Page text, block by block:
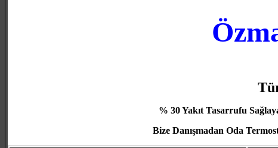
% 30 Yakıt Tasarrufu
Bize Danışmadan Oda